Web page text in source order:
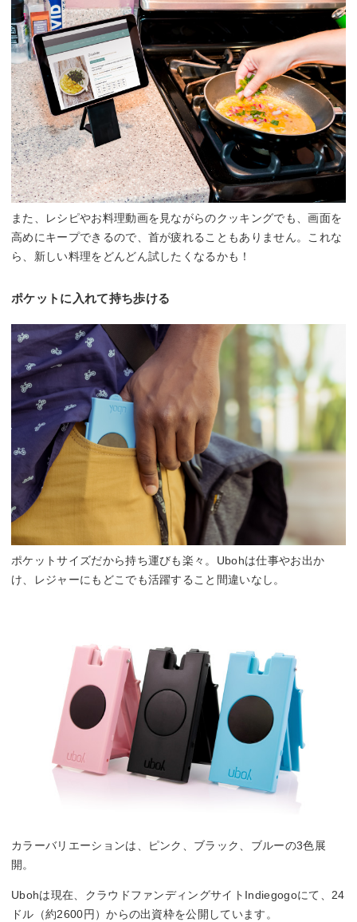
また、レシピやお料理動画を見ながらのクッキングでも、画面を
高めにキープできるので、首が疲れることもありません。これな
ら、新しい料理をどんどん試したくなるかも！
ポケットに入れて持ち歩ける
ポケットサイズだから持ち運びも楽々。Ubohは仕事やお出か
け、レジャーにもどこでも活躍すること間違いなし。
カラーバリエーションは、ピンク、ブラック、ブルーの3色展
開。
Ubohは現在、クラウドファンディングサイトIndiegogoにて、24
ドル（約2600円）からの出資枠を公開しています。